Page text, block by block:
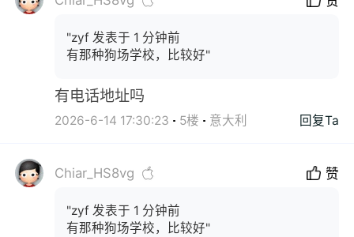
"zyf 发表于 1 分钟前
有那种狗场学校，比较好"
有电话地址吗
2026-6-14 17:30:23 5楼 意大利 回复Ta
Chiar_HS8vg 赞
"zyf 发表于 1 分钟前
有那种狗场学校，比较好"